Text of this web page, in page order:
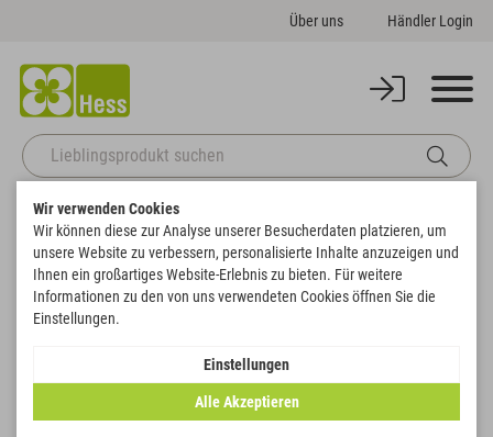
Über uns Händler Login
Startseite Naturdeko
Zurück zur Artikelübersicht
Wir verwenden Cookies
Wir können diese zur Analyse unserer Besucherdaten platzieren, um
unsere Website zu verbessern, personalisierte Inhalte anzuzeigen und
Ihnen ein großartiges Website-Erlebnis zu bieten. Für weitere
Informationen zu den von uns verwendeten Cookies öffnen Sie die
Einstellungen.
Einstellungen
Alle Akzeptieren